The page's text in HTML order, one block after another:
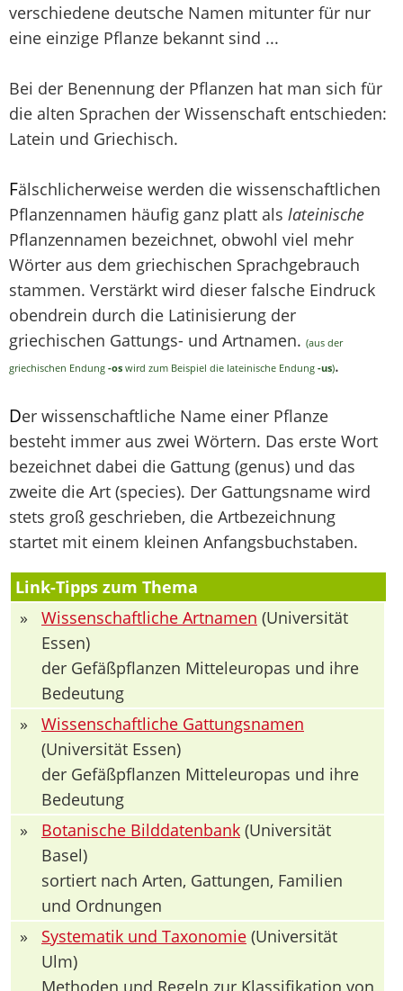
verschiedene deutsche Namen mitunter für nur
eine einzige Pflanze bekannt sind ...
Bei der Benennung der Pflanzen hat man sich für
die alten Sprachen der Wissenschaft entschieden:
Latein und Griechisch.
Fälschlicherweise werden die wissenschaftlichen
Pflanzennamen häufig ganz platt als lateinische
Pflanzennamen bezeichnet, obwohl viel mehr
Wörter aus dem griechischen Sprachgebrauch
stammen. Verstärkt wird dieser falsche Eindruck
obendrein durch die Latinisierung der
griechischen Gattungs- und Artnamen. (aus der
griechischen Endung -os wird zum Beispiel die lateinische Endung -us).
Der wissenschaftliche Name einer Pflanze
besteht immer aus zwei Wörtern. Das erste Wort
bezeichnet dabei die Gattung (genus) und das
zweite die Art (species). Der Gattungsname wird
stets groß geschrieben, die Artbezeichnung
startet mit einem kleinen Anfangsbuchstaben.
Link-Tipps zum Thema
»
Wissenschaftliche Artnamen (Universität
Essen)
der Gefäßpflanzen Mitteleuropas und ihre
Bedeutung
»
Wissenschaftliche Gattungsnamen
(Universität Essen)
der Gefäßpflanzen Mitteleuropas und ihre
Bedeutung
»
Botanische Bilddatenbank (Universität
Basel)
sortiert nach Arten, Gattungen, Familien
und Ordnungen
»
Systematik und Taxonomie (Universität
Ulm)
Methoden und Regeln zur Klassifikation von